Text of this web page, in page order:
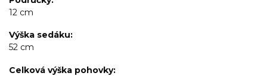
12 cm
Výška sedáku
52 cm
Celková výška pohovky